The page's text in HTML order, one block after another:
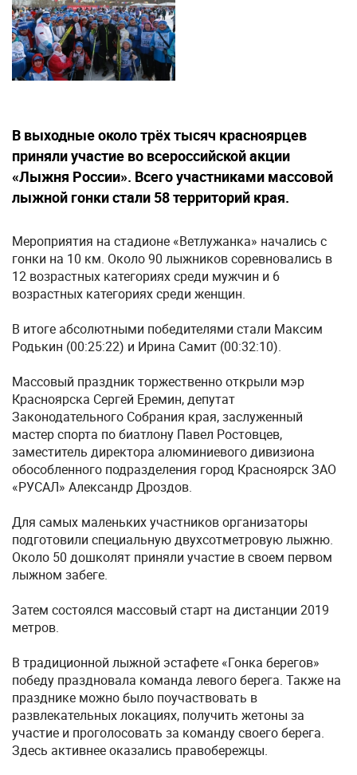
В выходные около трёх тысяч красноярцев
приняли участие во всероссийской акции
«Лыжня России». Всего участниками массовой
лыжной гонки стали 58 территорий края.
Мероприятия на стадионе «Ветлужанка» начались с
гонки на 10 км. Около 90 лыжников соревновались в
12 возрастных категориях среди мужчин и 6
возрастных категориях среди женщин.
В итоге абсолютными победителями стали Максим
Родькин (00:25:22) и Ирина Самит (00:32:10).
Массовый праздник торжественно открыли мэр
Красноярска Сергей Еремин, депутат
Законодательного Собрания края, заслуженный
мастер спорта по биатлону Павел Ростовцев,
заместитель директора алюминиевого дивизиона
обособленного подразделения город Красноярск ЗАО
«РУСАЛ» Александр Дроздов.
Для самых маленьких участников организаторы
подготовили специальную двухсотметровую лыжню.
Около 50 дошколят приняли участие в своем первом
лыжном забеге.
Затем состоялся массовый старт на дистанции 2019
метров.
В традиционной лыжной эстафете «Гонка берегов»
победу праздновала команда левого берега. Также на
празднике можно было поучаствовать в
развлекательных локациях, получить жетоны за
участие и проголосовать за команду своего берега.
Здесь активнее оказались правобережцы.